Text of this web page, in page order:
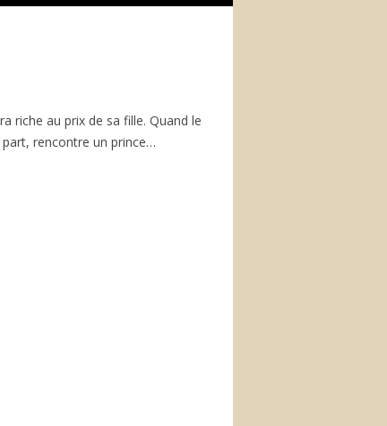
riche au prix de sa fille. Quand le
rencontre un prince…